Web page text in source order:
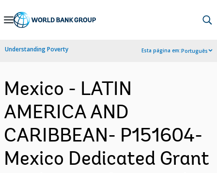
Skip
Navigation
Understanding Poverty Esta página em:Português
Mexico - LATIN
AMERICA AND
CARIBBEAN- P151604-
Mexico Dedicated Grant